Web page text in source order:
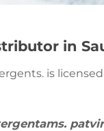
in
is